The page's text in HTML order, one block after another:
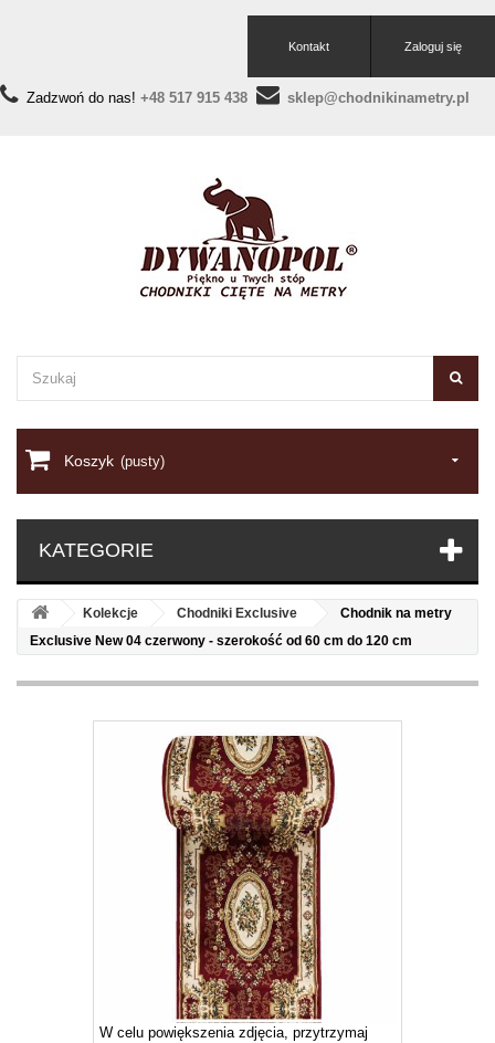
Zaloguj się
Kontakt
Zadzwoń do nas! +48 517 915 438 sklep@chodnikinametry.pl
Koszyk (pusty)
KATEGORIE
Kolekcje Chodniki Exclusive
Chodnik na metry
Exclusive New 04 czerwony - szerokość od 60 cm do 120 cm
W celu powiększenia zdjęcia, przytrzymaj